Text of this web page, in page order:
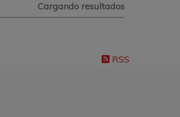
Cargando resultados
RSS